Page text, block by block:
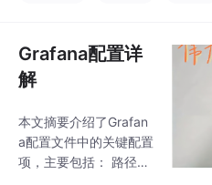
据库（如MySQL）基于
二维表格，强调事务一
致性 非关系型数据库
储，擅长高并发和大数
据量处理 Redis核心特
性 支持持久化到磁盘 单
Grafana配置详
解
本文摘要介绍了Grafan
a配置文件中的关键配置
项，主要包括： 路径设